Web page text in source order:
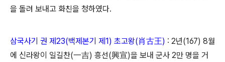
을 돌려 보내고 화친을 청하였다.
삼국사기 권 제23(백제본기 제1) 초고왕(肖古王) : 2년(167) 8월
에 신라왕이 일길찬(一吉) 흥선(興宣)을 보내 군사 2만 명을 거